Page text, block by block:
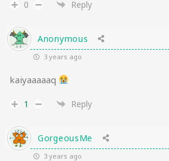
0 Reply
Anonymous
3 years ago
kaiyaaaaaq
1 Reply
GorgeousMe
3 years ago